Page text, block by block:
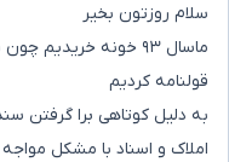
سلام روزتون بخیر
ماسال ۹۳ خونه
قولنامه کردیم
به دلیل کوتاهی برا گرفتن
املاک و اسناد با مشکل